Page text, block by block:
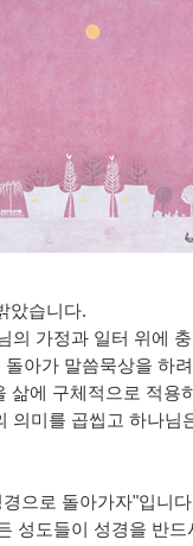
았습니다.
의 가정과 일터 위에
아가 말씀묵상을 하
삶에 구체적으로 적용
의미를 곱씹고 하나
으로 돌아가자"입니
성도들이 성경을 반